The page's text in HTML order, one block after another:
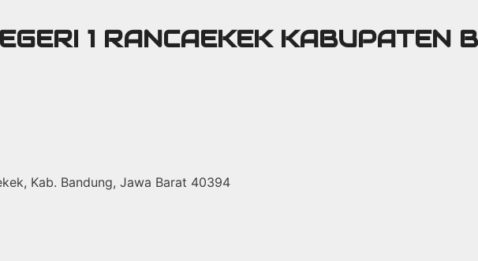
1 RANCAEKEK KABUPATEN
Kab. Bandung, Jawa Barat 40394